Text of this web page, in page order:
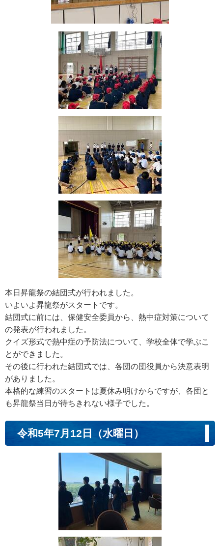
本日昇龍祭の結団式が行われました。
いよいよ昇龍祭がスタートです。
結団式に前には、保健安全委員から、熱中症対策について
の発表が行われました。
クイズ形式で熱中症の予防法について、学校全体で学ぶこ
とができました。
その後に行われた結団式では、各団の団役員から決意表明
がありました。
本格的な練習のスタートは夏休み明けからですが、各団と
も昇龍祭当日が待ちきれない様子でした。
令和5年7月12日（水曜日）